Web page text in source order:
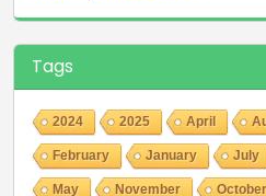
Tags
2024 2025 April
February January July
May November October